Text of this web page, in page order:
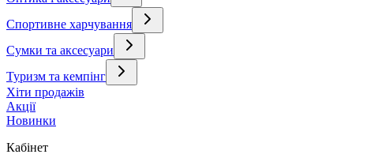
Спортивне харчування
Сумки та аксесуари
Туризм та кемпінг
Хіти продажів
Акції
Новинки
Кабінет